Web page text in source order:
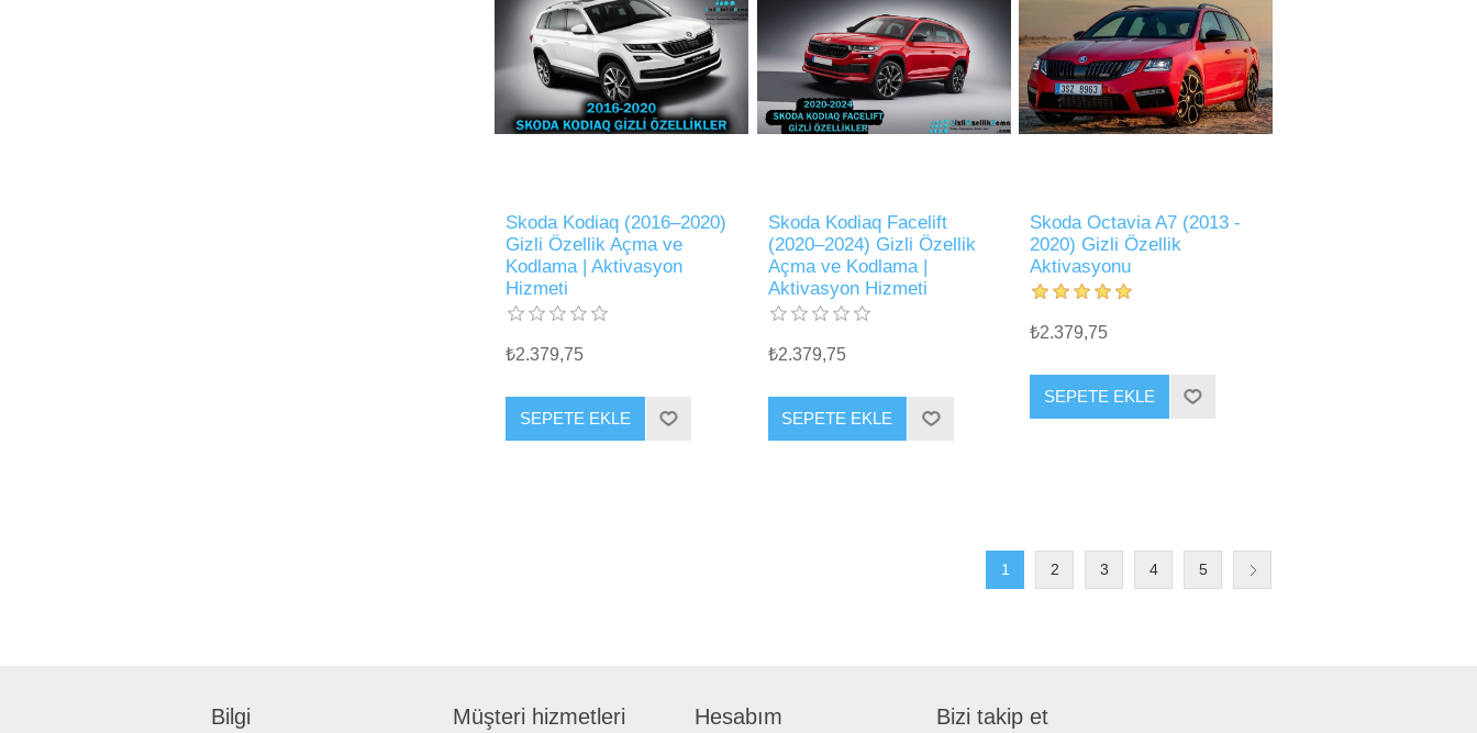
Skoda Kodiaq (2016–2020)
Gizli Özellik Açma ve
Kodlama | Aktivasyon
Hizmeti
₺2.379,75
SEPETE EKLE
Skoda Kodiaq Facelift
(2020–2024) Gizli Özellik
Açma ve Kodlama |
Aktivasyon Hizmeti
₺2.379,75
SEPETE EKLE
Skoda Octavia A7 (2013 -
2020) Gizli Özellik
Aktivasyonu
₺2.379,75
SEPETE EKLE
1 2 3 4 5
Bilgi Müşteri hizmetleri Hesabım Bizi takip et